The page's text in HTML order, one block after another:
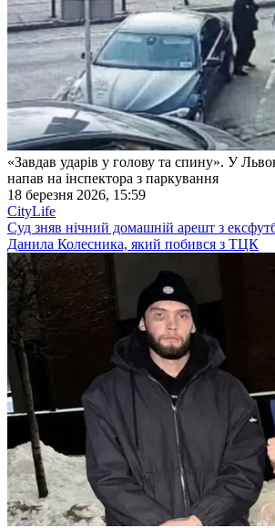
«Завдав ударів у голову та спину». У
напав на інспектора з паркування
18 березня 2026, 15:59
CityLife
Суд зняв нічний домашній арешт з
Данила Колесника, який побився з ТЦК